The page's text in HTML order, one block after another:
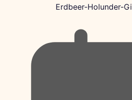
Erdbeer-Holunder-